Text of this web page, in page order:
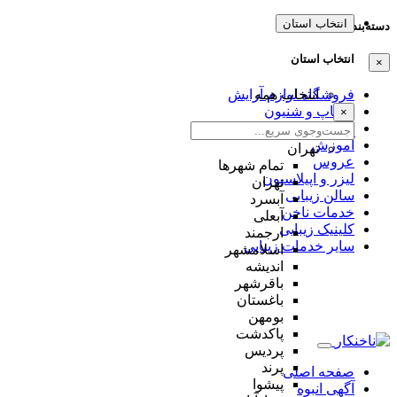
دسته‌بندی‌ها
×
فروشگاه لوازم آرایش
میکاپ و شنیون
مژه و ابرو
آموزش
عروس
لیزر و اپیلاسیون
سالن زیبایی
خدمات ناخن
کلینیک زیبایی
سایر خدمات زیبایی
انتخاب استان
انتخاب استان
انتخاب همه
×
تهران
تمام شهر‌ها
تهران
آبسرد
آبعلی
ارجمند
اسلامشهر
اندیشه
باقرشهر
باغستان
بومهن
پاکدشت
پردیس
پرند
پیشوا
صفحه اصلی
آگهی انبوه